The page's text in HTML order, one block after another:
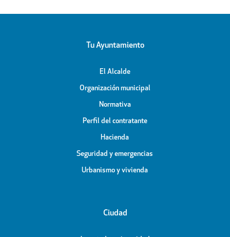
Tu Ayuntamiento
El Alcalde
Organización municipal
Normativa
Perfil del contratante
Hacienda
Seguridad y emergencias
Urbanismo y vivienda
Ciudad